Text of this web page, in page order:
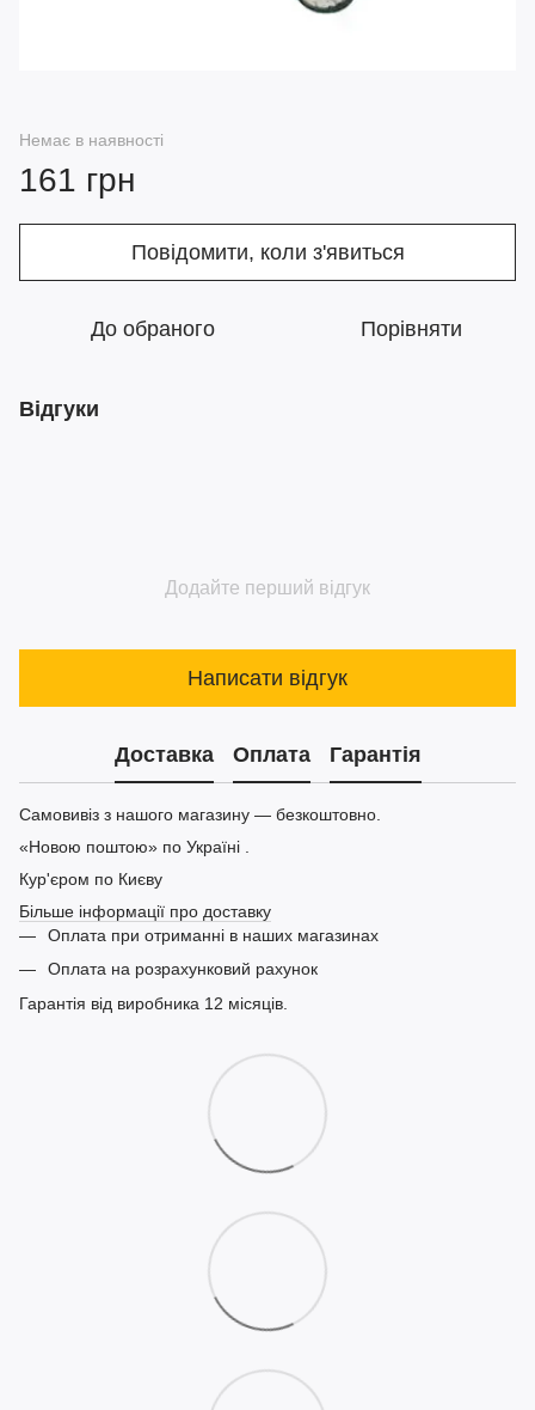
Немає в наявності
161 грн
Повідомити, коли з'явиться
До обраного Порівняти
Відгуки
Додайте перший відгук
Написати відгук
Доставка Оплата Гарантія
Самовивіз з нашого магазину — безкоштовно.
«Новою поштою» по Україні .
Кур'єром по Києву
Більше інформації про доставку
Оплата при отриманні в наших магазинах
Оплата на розрахунковий рахунок
Гарантія від виробника 12 місяців.